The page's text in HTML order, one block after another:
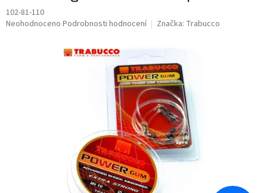
102-81-110
Průměrné
Neohodnoceno Podrobnosti hodnocení Značka: Trabucco